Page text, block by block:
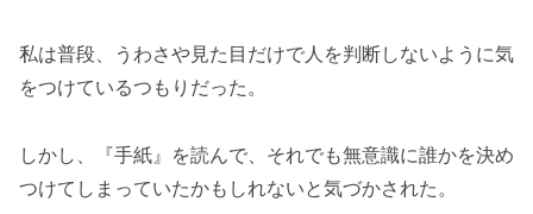
私は普段、うわさや見た目だけで人を判断しないように気
をつけているつもりだった。
しかし、『手紙』を読んで、それでも無意識に誰かを決め
つけてしまっていたかもしれないと気づかされた。